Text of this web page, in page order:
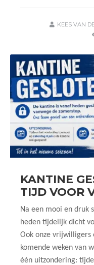
KEES VAN
KANTINE
TIJD VOOR
Na een mooi en druk
heden tijdelijk dicht
Ook onze vrijwilligers
komende weken van
één uitzondering: